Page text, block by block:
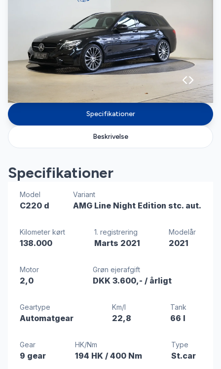
Specifikationer
Beskrivelse
Specifikationer
Model
C220 d
Variant
AMG Line Night Edition stc. aut.
Kilometer kørt
138.000
1. registrering
Marts 2021
Modelår
2021
Motor
2,0
Grøn ejerafgift
DKK 3.600,- / årligt
Geartype
Automatgear
Km/l
22,8
Tank
66 l
Gear
9 gear
HK/Nm
194 HK / 400 Nm
Type
St.car